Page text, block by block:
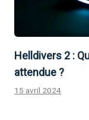
Helldivers 2 :
attendue ?
15 avril 2024